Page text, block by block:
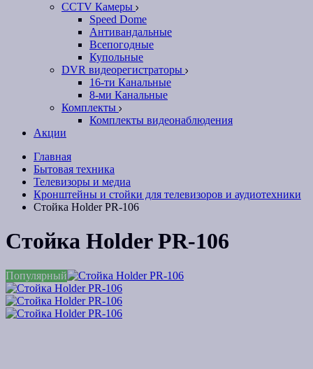
CCTV Камеры
Speed Dome
Антивандальные
Всепогодные
Купольные
DVR видеорегистраторы
16-ти Канальные
8-ми Канальные
Комплекты
Комплекты видеонаблюдения
Акции
Главная
Бытовая техника
Телевизоры и медиа
Кронштейны и стойки для телевизоров и аудиотехники
Стойка Holder PR-106
Стойка Holder PR-106
Популярный